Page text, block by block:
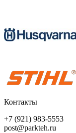
Контакты
+7 (921) 983-5553
post@parkteh.ru